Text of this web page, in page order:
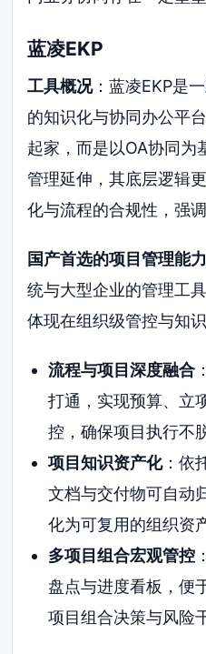
蓝凌EKP
工具概况：蓝凌EKP是
的知识化与协同办公平
起家，而是以OA协同为
管理延伸，其底层逻辑
化与流程的合规性，强
国产首选的项目管理能
统与大型企业的管理工
体现在组织级管控与知
流程与项目深度融合
打通，实现预算、立
控，确保项目执行不
项目知识资产化：依
文档与交付物可自动
化为可复用的组织资
多项目组合宏观管控
盘点与进度看板，便
项目组合决策与风险